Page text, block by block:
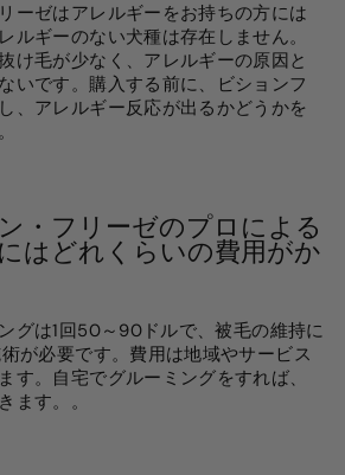
ーゼはアレルギーをお持ちの方には
ルギーのない犬種は存在しません。
け毛が少なく、アレルギーの原因と
いです。購入する前に、ビションフ
、アレルギー反応が出るかどうかを
。
・フリーゼのプロによる
はどれくらいの費用がか
グは1回50～90ドルで、被毛の維持に
が必要です。費用は地域やサービス
す。自宅でグルーミングをすれば、
ます。 。